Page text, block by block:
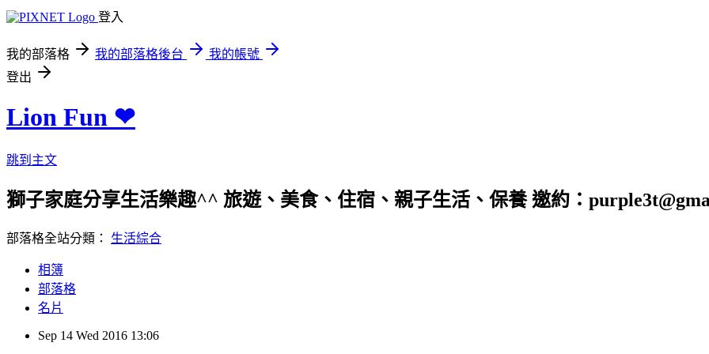
登入
我的部落格 我的部落格後台
我的帳號
登出
Lion Fun ❤
跳到主文
獅子家庭分享生活樂趣^^ 旅遊、美食、住宿、親子生活、保養 邀約：
部落格全站分類： 生活綜合
相簿
部落格
名片
Sep 14 Wed 2016 13:06